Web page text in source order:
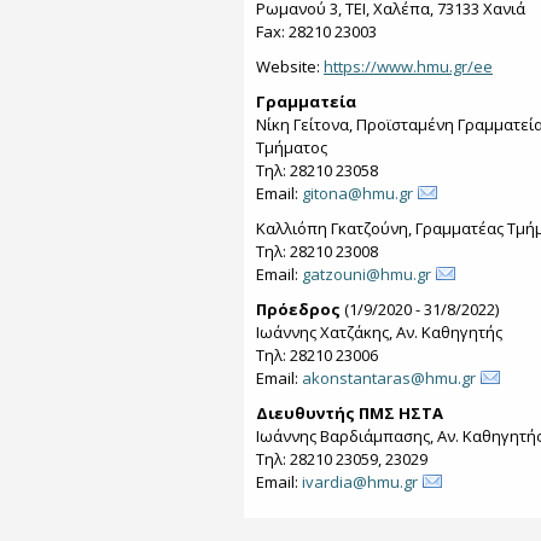
Ρωμανού 3, ΤΕΙ, Χαλέπα, 73133 Χανιά
Fax: 28210 23003
Website: https://www.hmu.gr/ee
Γραμματεία
Νίκη Γείτονα, Προϊσταμένη
Τμήματος
Τηλ: 28210 23058
Email: gitona@hmu.gr
Καλλιόπη Γκατζούνη, Γραμματέας
Τηλ: 28210 23008
Email: gatzouni@hmu.gr
Πρόεδρος (1/9/2020 - 31/8/2022)
Ιωάννης Χατζάκης, Αν. Καθηγητής
Τηλ: 28210 23006
Email: akonstantaras@hmu.gr
Διευθυντής ΠΜΣ ΗΣΤΑ
Ιωάννης Βαρδιάμπασης, Αν.
Τηλ: 28210 23059, 23029
Email: ivardia@hmu.gr